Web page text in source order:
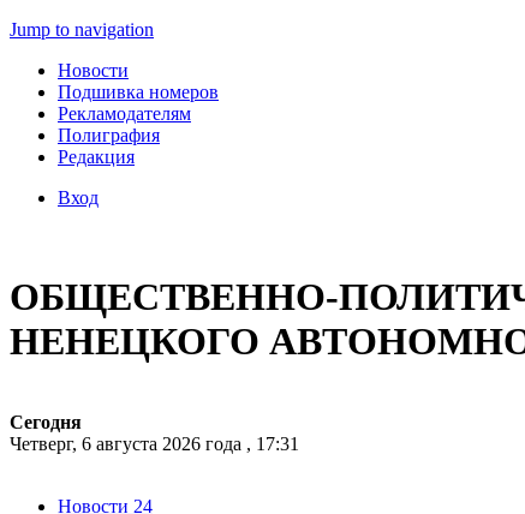
Jump to navigation
Новости
Подшивка номеров
Рекламодателям
Полиграфия
Редакция
Вход
ОБЩЕСТВЕННО-
НЕНЕЦКОГО
Сегодня
Четверг, 6 августа 2026 года , 17:31
Новости 24